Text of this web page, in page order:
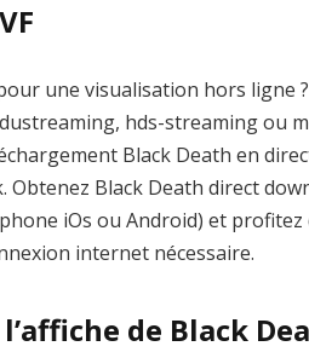
une visualisation hors ligne
hds-streaming ou
Black Death en
Black Death direct
iOs ou Android) et profitez
internet nécessaire.
de Black